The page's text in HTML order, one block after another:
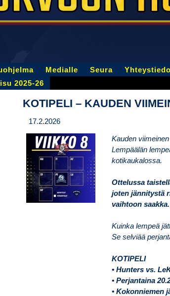
Medialle Seura
2025-26
KOTIPELI – KAUDEN
17.2.2026
Kauden
Lempäälän
kotikaukalossa.
Ottelussa
joten jännitystä
vaihtoon saakka.
Kuinka lempeä
Se selviää
KOTIPELI
• Hunters vs.
• Perjantaina
• Kokonniemen